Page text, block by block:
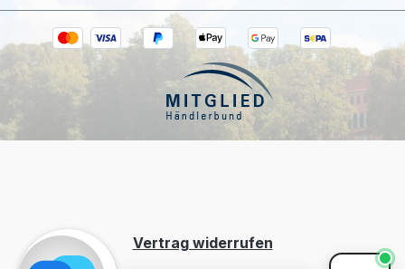
Vertrag widerrufen